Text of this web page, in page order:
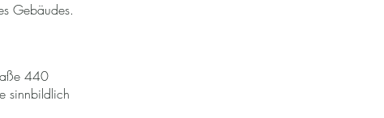
Gebäudes.
440
sinnbildlich